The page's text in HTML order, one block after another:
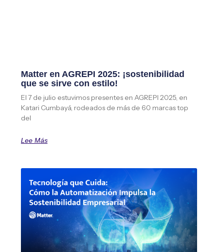
Matter en AGREPI 2025: ¡sostenibilidad
que se sirve con estilo!
El 7 de julio estuvimos presentes en AGREPI 2025, en
Katari Cumbayá, rodeados de más de 60 marcas top
del
Lee Más